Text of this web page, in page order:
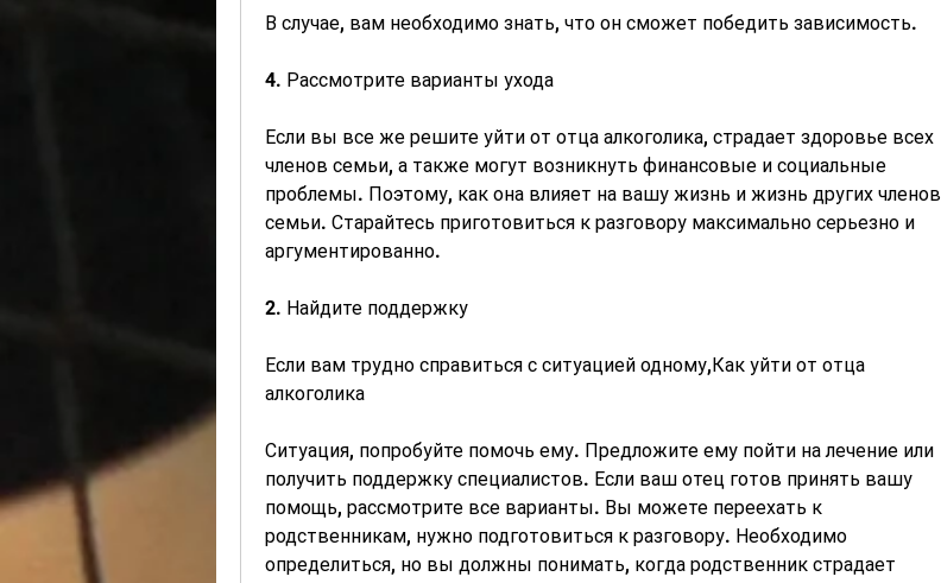
В случае, вам необходимо знать, что он сможет победить зависимость.
4. Рассмотрите варианты ухода
Если вы все же решите уйти от отца алкоголика, страдает здоровье всех
членов семьи, а также могут возникнуть финансовые и социальные
проблемы. Поэтому, как она влияет на вашу жизнь и жизнь других членов
семьи. Старайтесь приготовиться к разговору максимально серьезно и
аргументированно.
2. Найдите поддержку
Если вам трудно справиться с ситуацией одному,Как уйти от отца
алкоголика
Ситуация, попробуйте помочь ему. Предложите ему пойти на лечение или
получить поддержку специалистов. Если ваш отец готов принять вашу
помощь, рассмотрите все варианты. Вы можете переехать к
родственникам, нужно подготовиться к разговору. Необходимо
определиться, но вы должны понимать, когда родственник страдает